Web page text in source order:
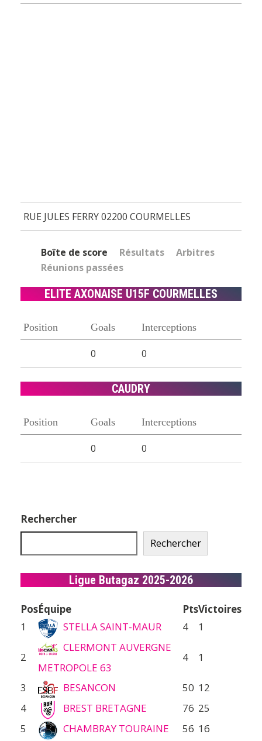
RUE JULES FERRY 02200 COURMELLES
Boîte de score Résultats
Arbitres
Réunions passées
ELITE AXONAISE U15F COURMELLES
Position Goals Interceptions
0 0
CAUDRY
Position Goals Interceptions
0 0
Rechercher
Rechercher
Ligue Butagaz 2025-2026
PosÉquipe PtsVictoires
1
STELLA SAINT-MAUR 4 1
2
CLERMONT AUVERGNE
METROPOLE 63
4 1
3 BESANCON 50 12
4
BREST BRETAGNE 76 25
5
CHAMBRAY TOURAINE 56 16